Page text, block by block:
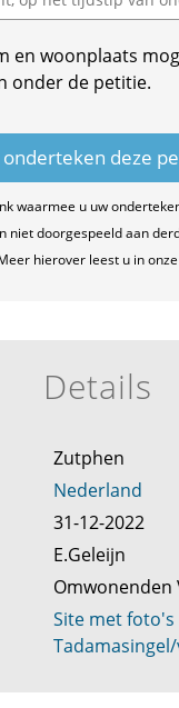
en woonplaats
onder de petitie.
waarmee u uw
niet doorgespeeld aan
hierover leest u in onze
Details
Zutphen
Nederland
31-12-2022
E.Geleijn
Site met foto's